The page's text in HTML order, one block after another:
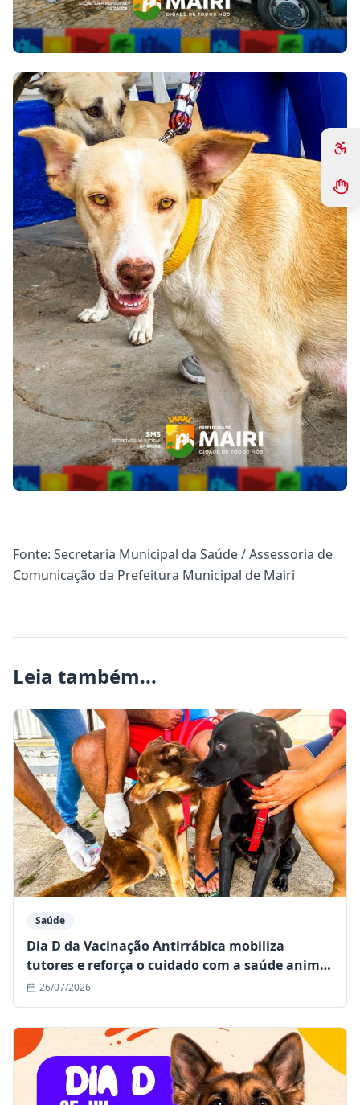
Fonte: Secretaria Municipal da Saúde / Assessoria de
Comunicação da Prefeitura Municipal de Mairi
Leia também...
Saúde
Dia D da Vacinação Antirrábica mobiliza
tutores e reforça o cuidado com a saúde animal
em Mairi
26/07/2026